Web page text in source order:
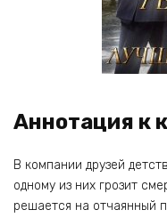
Аннотация к
В компании друзей
одному из них грозит
решается на отчаянный